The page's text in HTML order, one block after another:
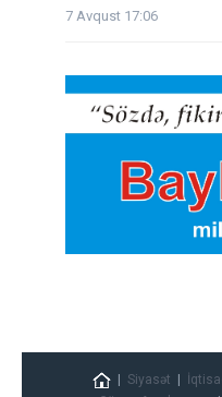
7 Avqust 17:06
Siyasət